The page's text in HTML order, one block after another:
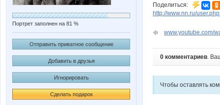
Портрет заполнен на 81 %
Отправить приватное сообщение
Добавить в друзья
Игнорировать
Сделать подарок
Поделиться:
http://www.nn.ru/
www.youtube.com/
0 комментариев.
Чтобы оставлять